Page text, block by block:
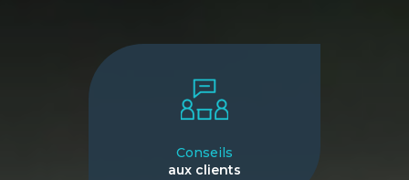
Conseils
aux clients